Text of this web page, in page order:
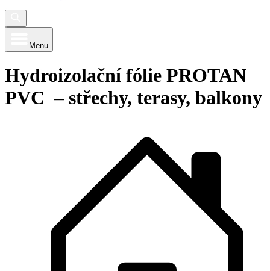
Menu
Hydroizolační fólie PROTAN
PVC – střechy, terasy, balkony